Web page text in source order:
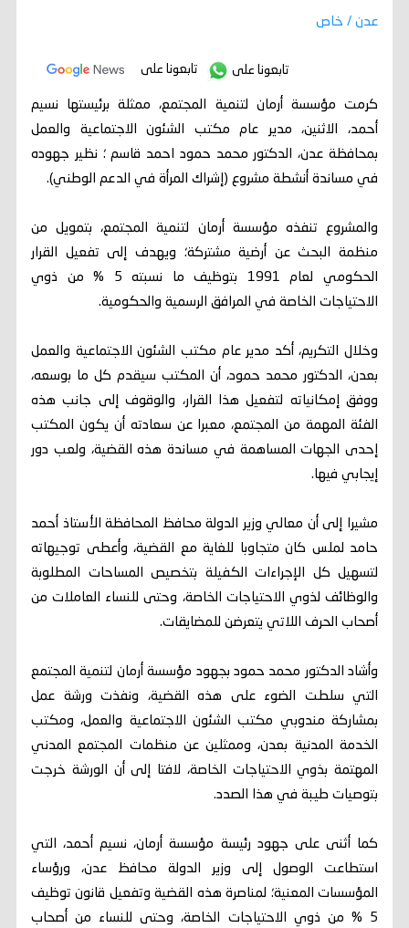
عدن / خاص
تابعونا على تابعونا على
كرمت مؤسسة أرمان لتنمية المجتمع، ممثلة برئيستها نسيم
أحمد، الاثنين، مدير عام مكتب الشئون الاجتماعية والعمل
بمحافظة عدن، الدكتور محمد حمود احمد قاسم ؛ نظير جهوده
في مساندة أنشطة مشروع (إشراك المرأة في الدعم الوطني).
والمشروع تنفذه مؤسسة أرمان لتنمية المجتمع، بتمويل من
منظمة البحث عن أرضية مشتركة؛ ويهدف إلى تفعيل القرار
الحكومي لعام 1991 بتوظيف ما نسبته 5 % من ذوي
الاحتياجات الخاصة في المرافق الرسمية والحكومية.
وخلال التكريم، أكد مدير عام مكتب الشئون الاجتماعية والعمل
بعدن، الدكتور محمد حمود، أن المكتب سيقدم كل ما بوسعه،
ووفق إمكانياته لتفعيل هذا القرار، والوقوف إلى جانب هذه
الفئة المهمة من المجتمع، معبرا عن سعادته أن يكون المكتب
إحدى الجهات المساهمة في مساندة هذه القضية، ولعب دور
إيجابي فيها.
مشيرا إلى أن معالي وزير الدولة محافظ المحافظة الأستاذ أحمد
حامد لملس كان متجاوبا للغاية مع القضية، وأعطى توجيهاته
لتسهيل كل الإجراءات الكفيلة بتخصيص المساحات المطلوبة
والوظائف لذوي الاحتياجات الخاصة، وحتى للنساء العاملات من
أصحاب الحرف اللاتي يتعرضن للمضايقات.
وأشاد الدكتور محمد حمود بجهود مؤسسة أرمان لتنمية المجتمع
التي سلطت الضوء على هذه القضية، ونفذت ورشة عمل
بمشاركة مندوبي مكتب الشئون الاجتماعية والعمل، ومكتب
الخدمة المدنية بعدن، وممثلين عن منظمات المجتمع المدني
المهتمة بذوي الاحتياجات الخاصة، لافتا إلى أن الورشة خرجت
بتوصيات طيبة في هذا الصدد.
كما أثنى على جهود رئيسة مؤسسة أرمان، نسيم أحمد، التي
استطاعت الوصول إلى وزير الدولة محافظ عدن، ورؤساء
المؤسسات المعنية؛ لمناصرة هذه القضية وتفعيل قانون توظيف
5 % من ذوي الاحتياجات الخاصة، وحتى للنساء من أصحاب